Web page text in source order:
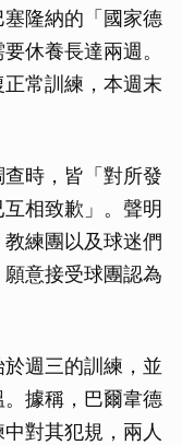
隆納的「國家德
休養長達兩週。
常訓練，本週末
時，皆「對所發
相致歉」。聲明
練團以及球迷們
意接受球團認為
週三的訓練，並
據稱，巴爾韋德
對其犯規，兩人